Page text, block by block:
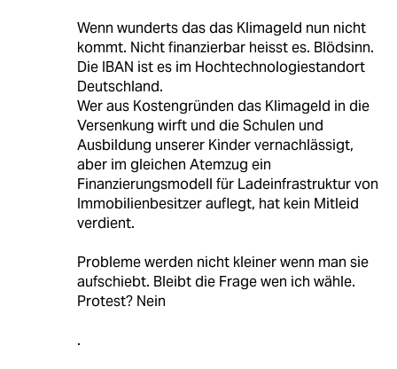
Wenn wunderts das das Klimageld nun nicht
kommt. Nicht finanzierbar heisst es. Blödsinn.
Die IBAN ist es im Hochtechnologiestandort
Deutschland.
Wer aus Kostengründen das Klimageld in die
Versenkung wirft und die Schulen und
Ausbildung unserer Kinder vernachlässigt,
aber im gleichen Atemzug ein
Finanzierungsmodell für Ladeinfrastruktur von
Immobilienbesitzer auflegt, hat kein Mitleid
verdient.
Probleme werden nicht kleiner wenn man sie
aufschiebt. Bleibt die Frage wen ich wähle.
Protest? Nein
.